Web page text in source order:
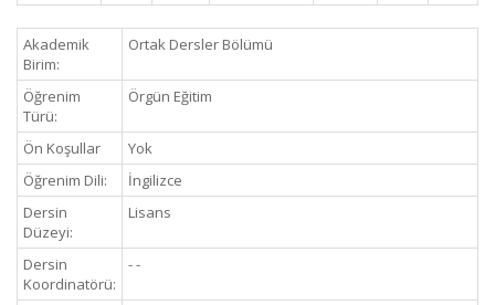
Akademik
Birim:
Ortak Dersler Bölümü
Öğrenim
Türü:
Örgün Eğitim
Ön Koşullar
Yok
Öğrenim Dili:
İngilizce
Dersin
Düzeyi:
Lisans
Dersin
Koordinatörü:
- -